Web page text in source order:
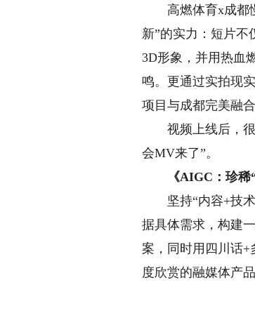
高燃体育x成都慢
新”的实力：短片
3D形象，并用热血
鸣。更通过实拍现
项目与成都完美融
视频上线后，很
会MV来了”。
《AIGC：珍
坚持“内容+技术+
据具体需求，构建
案，同时用四川话
度欣赏的融媒体产